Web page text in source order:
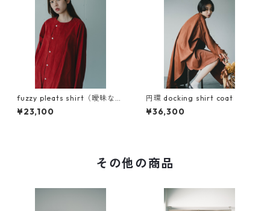
fuzzy pleats shirt（曖昧なシ
ャツ）キュプラコットン使用
¥23,100
円環 docking shirt coat
¥36,300
その他の商品